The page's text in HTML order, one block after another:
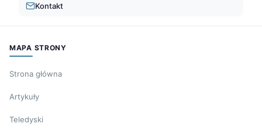
Kontakt
MAPA STRONY
Strona główna
Artykuły
Teledyski